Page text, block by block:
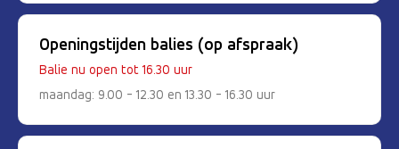
Openingstijden balies (op afspraak)
Balie nu open tot 16.30 uur
maandag: 9.00 - 12.30 en 13.30 - 16.30 uur